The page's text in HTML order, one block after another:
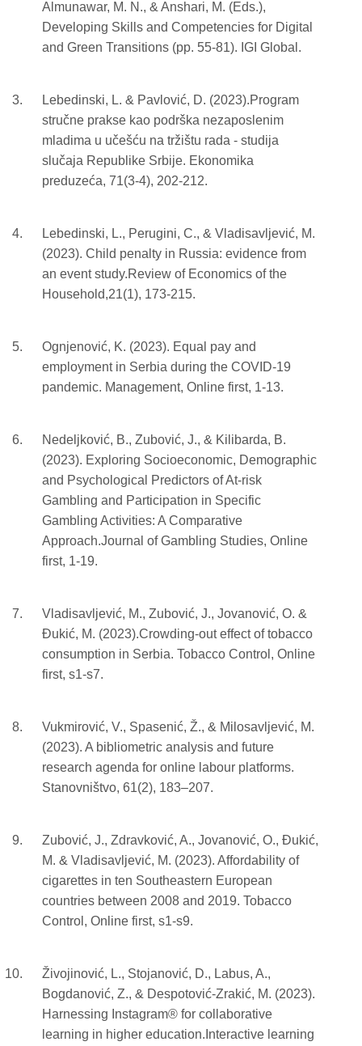
Almunawar, M. N., & Anshari, M. (Eds.),
Developing Skills and Competencies for Digital
and Green Transitions (pp. 55-81). IGI Global.
Lebedinski, L. & Pavlović, D. (2023).Program
stručne prakse kao podrška nezaposlenim
mladima u učešću na tržištu rada - studija
slučaja Republike Srbije. Ekonomika
preduzeća, 71(3-4), 202-212.
Lebedinski, L., Perugini, C., & Vladisavljević, M.
(2023). Child penalty in Russia: evidence from
an event study.Review of Economics of the
Household,21(1), 173-215.
Ognjenović, K. (2023). Equal pay and
employment in Serbia during the COVID-19
pandemic. Management, Online first, 1-13.
Nedeljković, B., Zubović, J., & Kilibarda, B.
(2023). Exploring Socioeconomic, Demographic
and Psychological Predictors of At-risk
Gambling and Participation in Specific
Gambling Activities: A Comparative
Approach.Journal of Gambling Studies, Online
first, 1-19.
Vladisavljević, M., Zubović, J., Jovanović, O. &
Đukić, M. (2023).Crowding-out effect of tobacco
consumption in Serbia. Tobacco Control, Online
first, s1-s7.
Vukmirović, V., Spasenić, Ž., & Milosavljević, M.
(2023). A bibliometric analysis and future
research agenda for online labour platforms.
Stanovništvo, 61(2), 183–207.
Zubović, J., Zdravković, A., Jovanović, O., Đukić,
M. & Vladisavljević, M. (2023). Affordability of
cigarettes in ten Southeastern European
countries between 2008 and 2019. Tobacco
Control, Online first, s1-s9.
Živojinović, L., Stojanović, D., Labus, A.,
Bogdanović, Z., & Despotović-Zrakić, M. (2023).
Harnessing Instagram® for collaborative
learning in higher education.Interactive learning